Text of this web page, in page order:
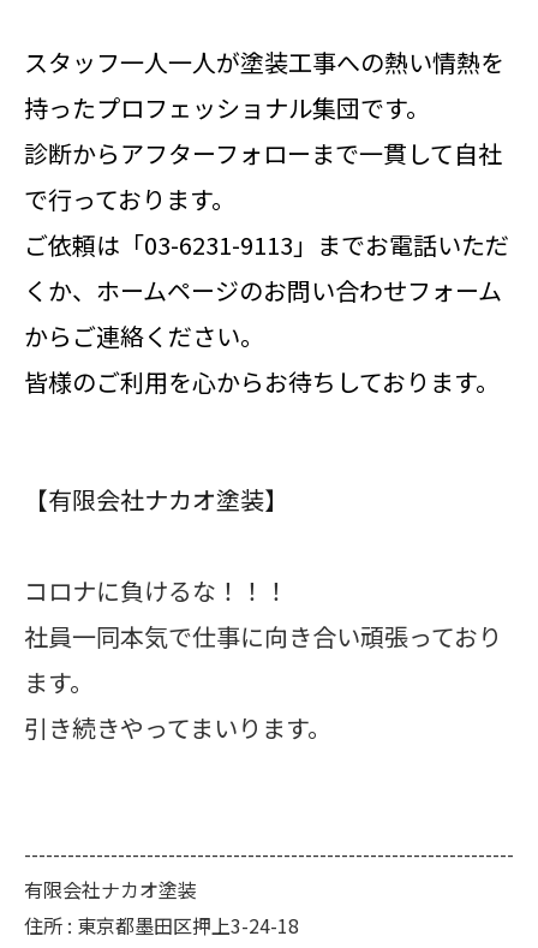
スタッフ一人一人が塗装工事への熱い情熱を
持ったプロフェッショナル集団です。
診断からアフターフォローまで一貫して自社
で行っております。
ご依頼は「03-6231-9113」までお電話いただ
くか、ホームページのお問い合わせフォーム
からご連絡ください。
皆様のご利用を心からお待ちしております。
【有限会社ナカオ塗装】
コロナに負けるな！！！
社員一同本気で仕事に向き合い頑張っており
ます。
引き続きやってまいります。
--------------------------------------------------------------------
有限会社ナカオ塗装
住所 : 東京都墨田区押上3-24-18